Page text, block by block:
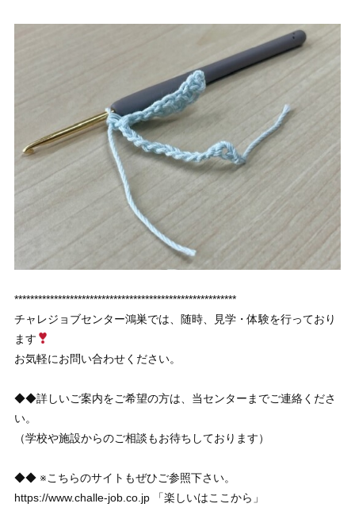
********************************************************
チャレジョブセンター鴻巣では、随時、見学・体験を行っており
ます
お気軽にお問い合わせください。
◆◆詳しいご案内をご希望の方は、当センターまでご連絡くださ
い。
（学校や施設からのご相談もお待ちしております）
◆◆ ※こちらのサイトもぜひご参照下さい。
https://www.challe-job.co.jp 「楽しいはここから」